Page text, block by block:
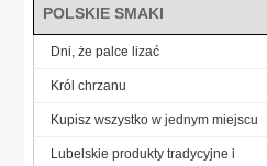
POLSKIE SMAKI
Dni, że palce lizać
Król chrzanu
Kupisz wszystko w jednym miejscu
Lubelskie produkty tradycyjne i